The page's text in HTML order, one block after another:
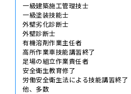
一級建築施工管理技士
一級塗装技能士
外壁劣化診断士
外壁診断士
有機溶剤作業主任者
高所作業車技能講習終了
足場の組立作業責任者
安全衛生教育修了
労働安全衛生法による技能講習終了
他、多数